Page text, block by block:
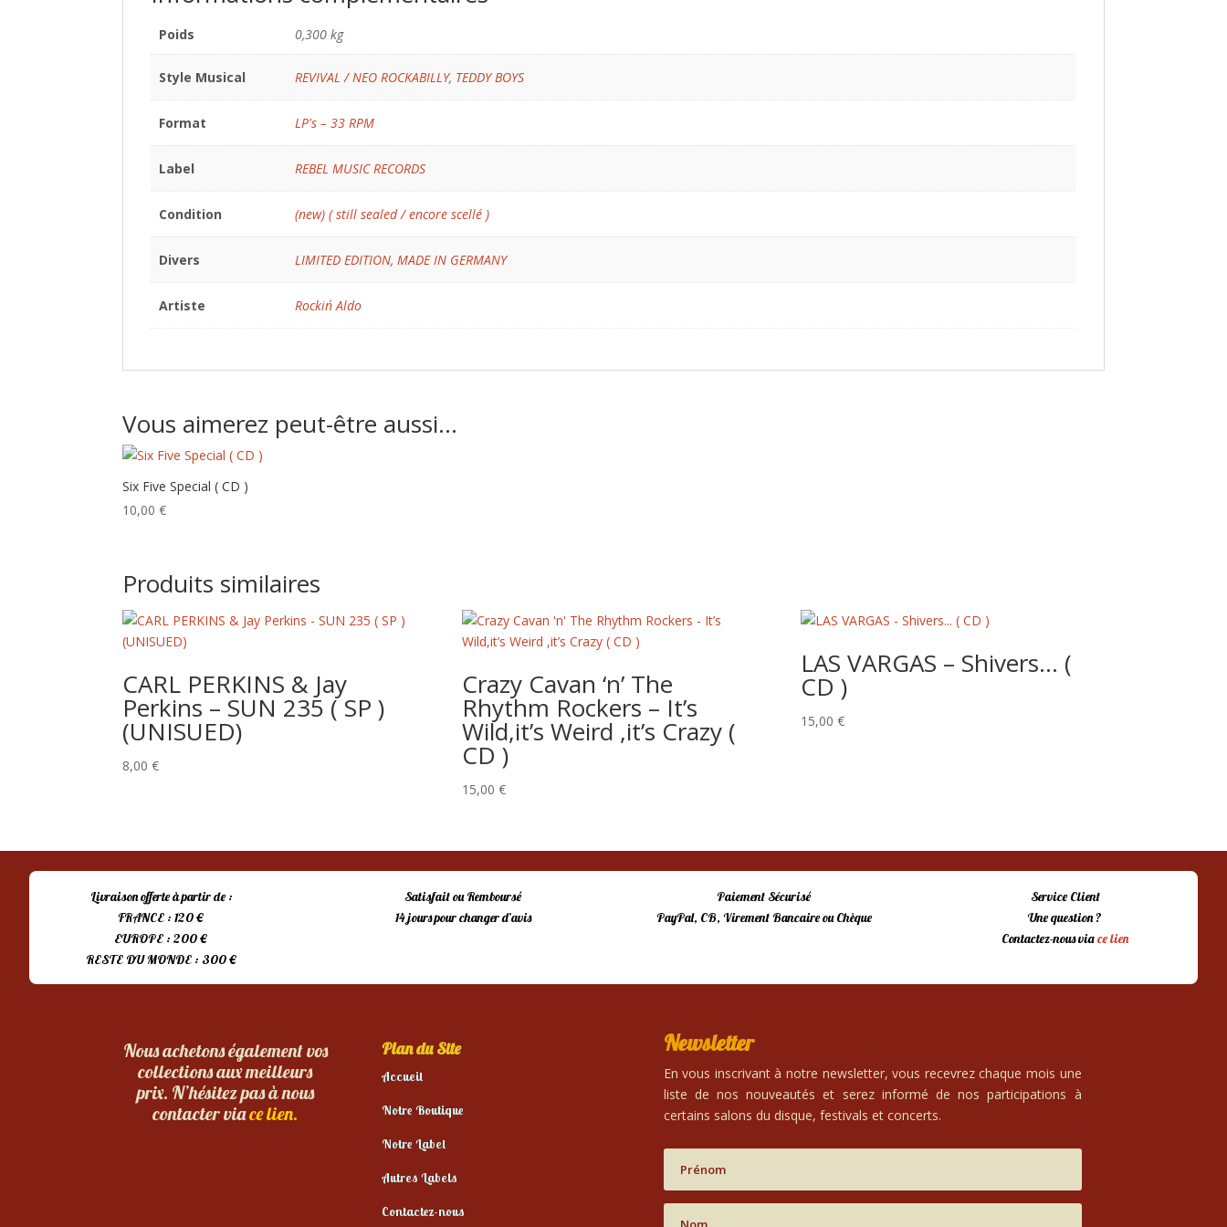
Poids 0,300 kg
Style Musical REVIVAL / NEO ROCKABILLY, TEDDY BOYS
Format LP's – 33 RPM
Label REBEL MUSIC RECORDS
Condition (new) ( still sealed / encore scellé )
Divers LIMITED EDITION,MADE IN GERMANY
Artiste Rockin´ Aldo
Vous aimerez peut-être aussi…
Six Five Special ( CD )
10,00€
Produits similaires
CARL PERKINS & Jay
Perkins – SUN 235 ( SP )
(UNISUED)
8,00€
Crazy Cavan ‘n’ The
Rhythm Rockers – It’s
Wild,it’s Weird ,it’s Crazy (
CD )
15,00 €
LAS VARGAS – Shivers… (
CD )
15,00€
Livraison offerte à partir de :
FRANCE : 120 €
EUROPE : 200 €
RESTE DU MONDE : 300 €
Satisfait ou Remboursé
14 jours pour changer d’avis
Paiement Sécurisé
PayPal, CB, Virement Bancaire ou Chèque
Service Client
Une question ?
Contactez-nous viace lien
Nous achetons également vos
collections aux meilleurs
prix. N’hésitez pas à nous
contacter viace lien.
Plan du Site
Accueil
Notre Boutique
Notre Label
Autres Labels
Contactez-nous
Newsletter
En vous inscrivant à notre newsletter, vous recevrez chaque mois une
liste de nos nouveautés et serez informé de nos participations à
certains salons du disque, festivals et concerts.